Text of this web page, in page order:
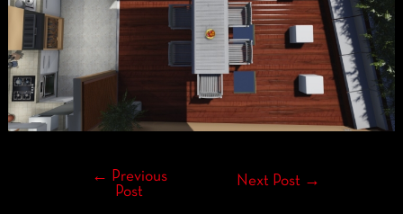
← Previous
Post
Next Post →